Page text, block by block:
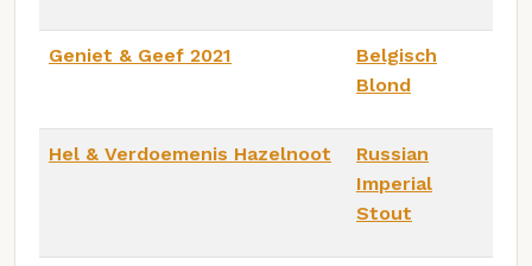
Geniet & Geef 2021
Belgisch
Blond
Hel & Verdoemenis Hazelnoot
Russian
Imperial
Stout